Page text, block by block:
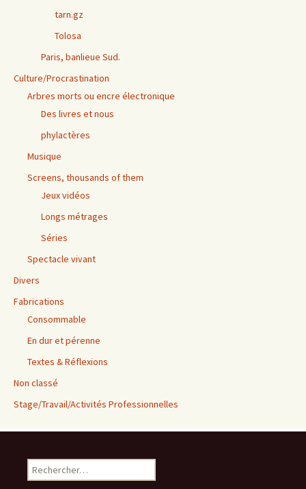
tarn.gz
Tolosa
Paris, banlieue Sud.
Culture/Procrastination
Arbres morts ou encre électronique
Des livres et nous
phylactères
Musique
Screens, thousands of them
Jeux vidéos
Longs métrages
Séries
Spectacle vivant
Divers
Fabrications
Consommable
En dur et pérenne
Textes & Réflexions
Non classé
Stage/Travail/Activités Professionnelles
Rechercher :